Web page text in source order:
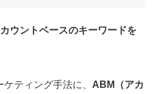
カウントベースのキーワードを
ティング手法に、 ABM（アカ